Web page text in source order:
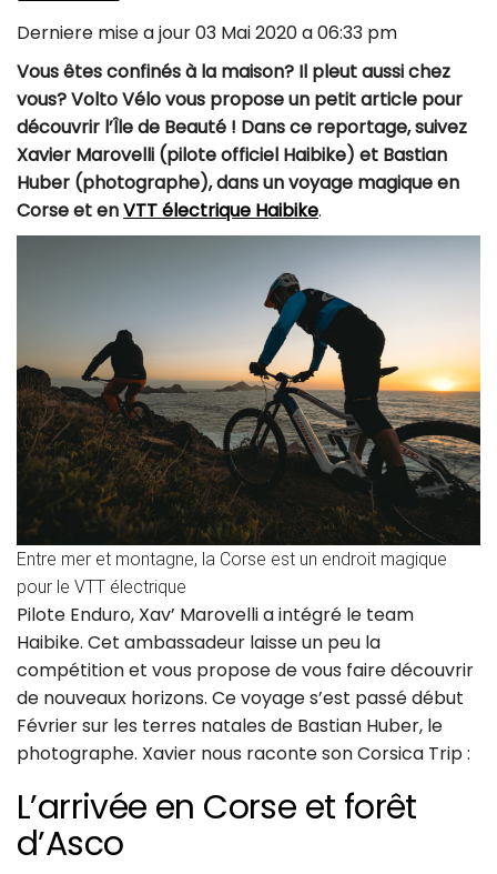
Derniere mise a jour 03 Mai 2020 a 06:33 pm
Vous êtes confinés à la maison? Il pleut aussi chez
vous? Volto Vélo vous propose un petit article pour
découvrir l’Île de Beauté ! Dans ce reportage, suivez
Xavier Marovelli (pilote officiel Haibike) et Bastian
Huber (photographe), dans un voyage magique en
Corse et enVTT électrique Haibike.
Entre mer et montagne, la Corse est un endroit magique
pour le VTT électrique
Pilote Enduro, Xav’ Marovelli a intégré le team
Haibike. Cet ambassadeur laisse un peu la
compétition et vous propose de vous faire découvrir
de nouveaux horizons. Ce voyage s’est passé début
Février sur les terres natales de Bastian Huber, le
photographe. Xavier nous raconte son Corsica Trip :
L’arrivée en Corse et forêt
d’Asco